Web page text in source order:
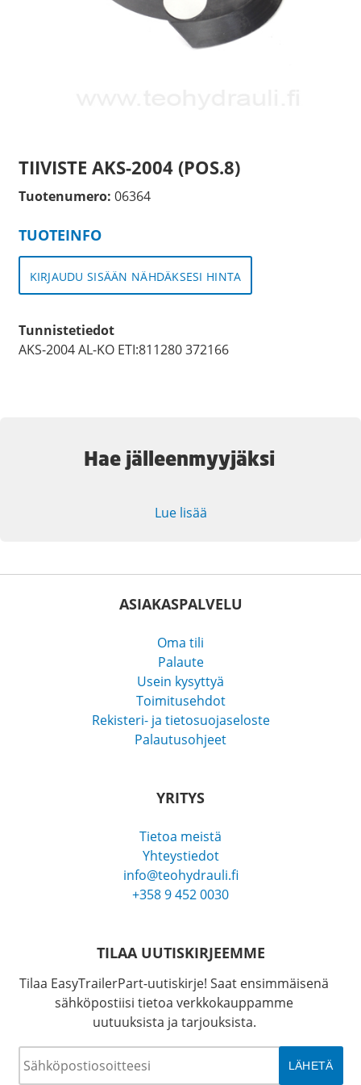
TIIVISTE AKS-2004 (POS.8)
Tuotenumero: 06364
TUOTEINFO
KIRJAUDU SISÄÄN NÄHDÄKSESI HINTA
Tunnistetiedot
AKS-2004 AL-KO ETI:811280 372166
Hae jälleenmyyjäksi
Lue lisää
ASIAKASPALVELU
Oma tili
Palaute
Usein kysyttyä
Toimitusehdot
Rekisteri- ja tietosuojaseloste
Palautusohjeet
YRITYS
Tietoa meistä
Yhteystiedot
info@teohydrauli.fi
+358 9 452 0030
TILAA UUTISKIRJEEMME
Tilaa EasyTrailerPart-uutiskirje! Saat ensimmäisenä
sähköpostiisi tietoa verkkokauppamme
uutuuksista ja tarjouksista.